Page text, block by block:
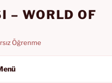
– WORLD OF
Öğrenme